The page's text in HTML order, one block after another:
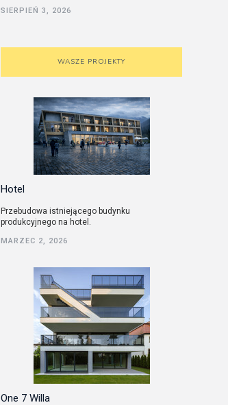
SIERPIEŃ 3, 2026
WASZE PROJEKTY
Hotel
Przebudowa istniejącego budynku
produkcyjnego na hotel.
MARZEC 2, 2026
One 7 Willa